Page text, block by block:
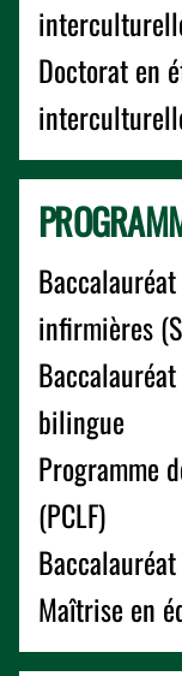
Doctorat en
infirmières
bilingue
Programme
(PCLF)
Maîtrise en